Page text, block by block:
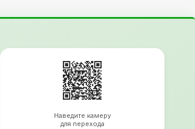
Наведите камеру
для перехода